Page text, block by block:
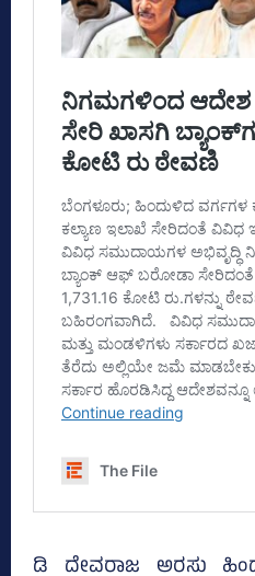
ಡಿ ದೇವರಾಜ ಅರಸು